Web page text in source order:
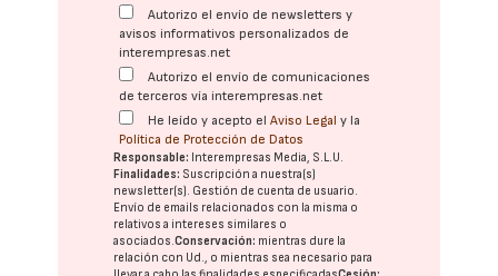
Autorizo el envío de newsletters y
avisos informativos personalizados de
interempresas.net
Autorizo el envío de comunicaciones
de terceros vía interempresas.net
He leído y acepto elAviso Legal y la
Política de Protección de Datos
Responsable: Interempresas Media, S.L.U.
Finalidades: Suscripción a nuestra(s)
newsletter(s). Gestión de cuenta de usuario.
Envío de emails relacionados con la misma o
relativos a intereses similares o
asociados.Conservación: mientras dure la
relación con Ud., o mientras sea necesario para